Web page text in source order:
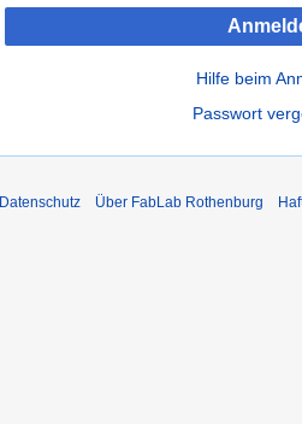
Hilfe beim
Passwort
Datenschutz Über FabLab Rothenburg